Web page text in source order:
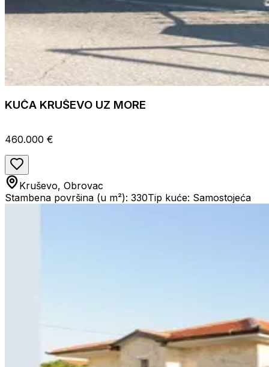
KUČA KRUŠEVO UZ MORE
460.000 €
Kruševo, Obrovac
Stambena površina (u m²): 330Tip kuće: Samostojeća